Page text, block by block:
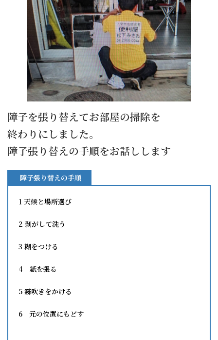
障子を張り替えてお部屋の掃除を
終わりにしました。
障子張り替えの手順をお話しします
障子張り替えの手順
1 天候と場所選び
2 剥がして洗う
3 糊をつける
4 紙を張る
5 霧吹きをかける
6 元の位置にもどす